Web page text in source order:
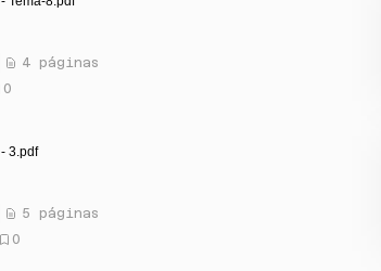
4 páginas
0
- 3.pdf
5 páginas
0